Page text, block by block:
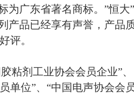
服务流程
为广东省著名商标。”恒大
产品已经享有声誉，产品
评。
粘剂工业协会会员企业”
单位”、“中国电声协会会